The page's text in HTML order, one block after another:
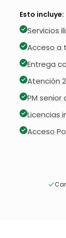
Esto incluye:
Servicios
Acceso a
Entrega
Atención
PM senior
Licencias
Acceso